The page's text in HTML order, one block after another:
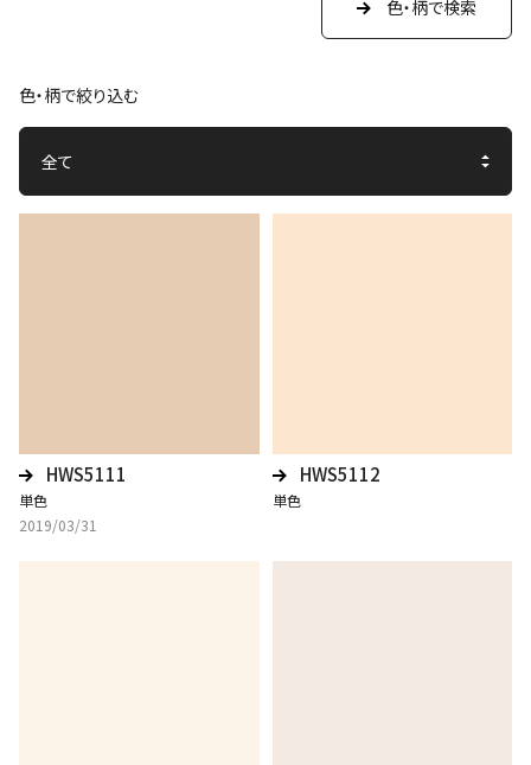
色・柄で検索
色・柄で絞り込む
HWS5111
単色
2019/03/31
HWS5112
単色